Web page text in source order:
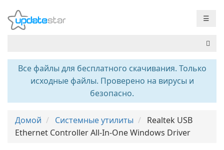
☰
Все файлы для бесплатного скачивания. Только
исходные файлы. Проверено на вирусы и
безопасно.
Домой Системные утилиты
Realtek USB
Ethernet Controller All-In-One Windows Driver